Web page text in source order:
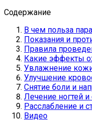
Содержание
В чем польза
Показания и
Правила
Какие эффекты
Увлажнение
Улучшение
Снятие боли и
Лечение ногтей и
Расслабление и
Видео